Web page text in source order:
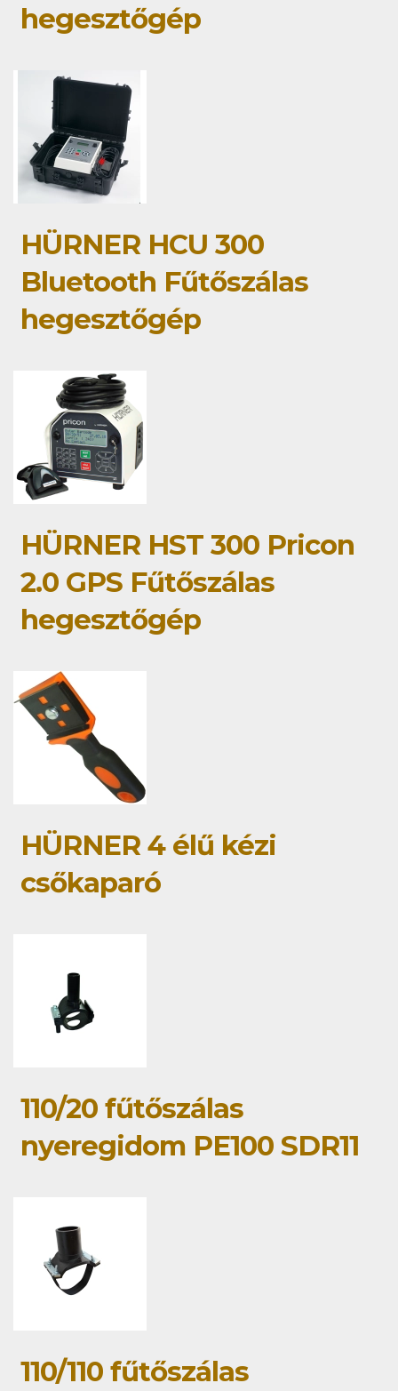
hegesztőgép
HÜRNER HCU 300
Bluetooth Fűtőszálas
hegesztőgép
HÜRNER HST 300 Pricon
2.0 GPS Fűtőszálas
hegesztőgép
HÜRNER 4 élű kézi
csőkaparó
110/20 fűtőszálas
nyeregidom PE100 SDR11
110/110 fűtőszálas